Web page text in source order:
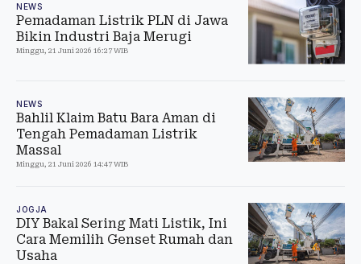
NEWS
Pemadaman Listrik PLN di Jawa
Bikin Industri Baja Merugi
Minggu, 21 Juni 2026 16:27 WIB
NEWS
Bahlil Klaim Batu Bara Aman di
Tengah Pemadaman Listrik
Massal
Minggu, 21 Juni 2026 14:47 WIB
JOGJA
DIY Bakal Sering Mati Listik, Ini
Cara Memilih Genset Rumah dan
Usaha